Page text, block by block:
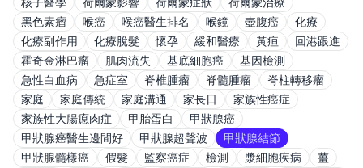
黑色素瘤
喉癌 喉癌醫生排名 喉鏡 壺腹癌
化療
化療副作用
化療脫髮 懷孕 緩和醫療 黃疸
回港跟進
霍奇金淋巴瘤
肌肉流失 基底細胞癌
基因檢測
急性白血病
急症室 脊椎腫瘤 脊髓腫瘤
脊柱轉移瘤
家庭
家庭傳統 家庭溝通 家長日
家族性癌症
家族性大腸瘜肉症
甲胎蛋白
甲狀腺癌
甲狀腺癌醫生邊間好
甲狀腺超聲波
甲狀腺結節
甲狀腺髓樣癌
假髮 監察癌症 檢測 漿細胞疾病
薑